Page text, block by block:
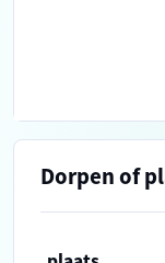
Dorpen of